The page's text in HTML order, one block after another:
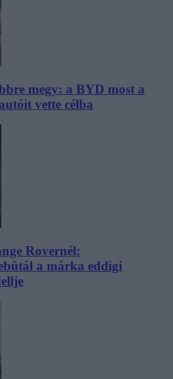
megy: a BYD most a
vette célba
Rovernél:
a márka eddigi